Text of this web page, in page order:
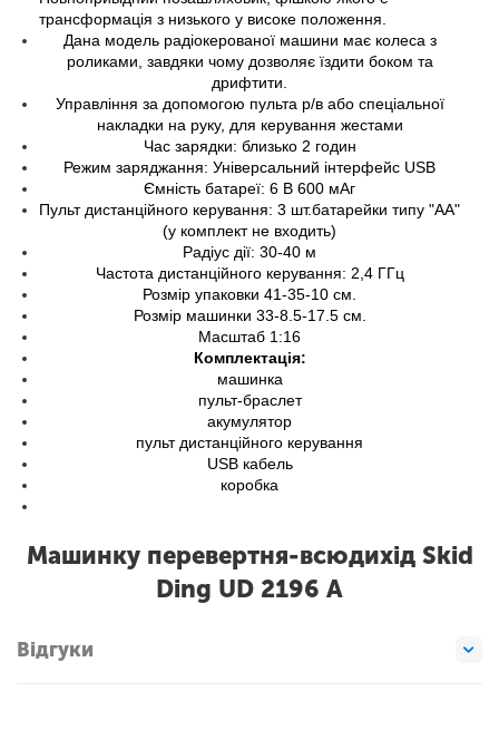
трансформація з низького у високе положення.
Дана модель радіокерованої машини має колеса з
роликами, завдяки чому дозволяє їздити боком та
дрифтити.
Управління за допомогою пульта р/в або спеціальної
накладки на руку, для керування жестами
Час зарядки: близько 2 годин
Режим заряджання: Універсальний інтерфейс USB
Ємність батареї: 6 В 600 мАг
Пульт дистанційного керування: 3 шт.батарейки типу "AA"
(у комплект не входить)
Радіус дії: 30-40 м
Частота дистанційного керування: 2,4 ГГц
Розмір упаковки 41-35-10 см.
Розмір машинки 33-8.5-17.5 см.
Масштаб 1:16
Комплектація:
машинка
пульт-браслет
акумулятор
пульт дистанційного керування
USB кабель
коробка
Машинку перевертня-всюдихід Skid
Ding UD 2196 А
Відгуки